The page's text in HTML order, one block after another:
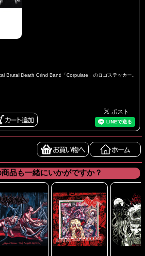
Brutal Death Grind Band「Corpulate」のロゴステッカー。
品も一緒にいかがですか？